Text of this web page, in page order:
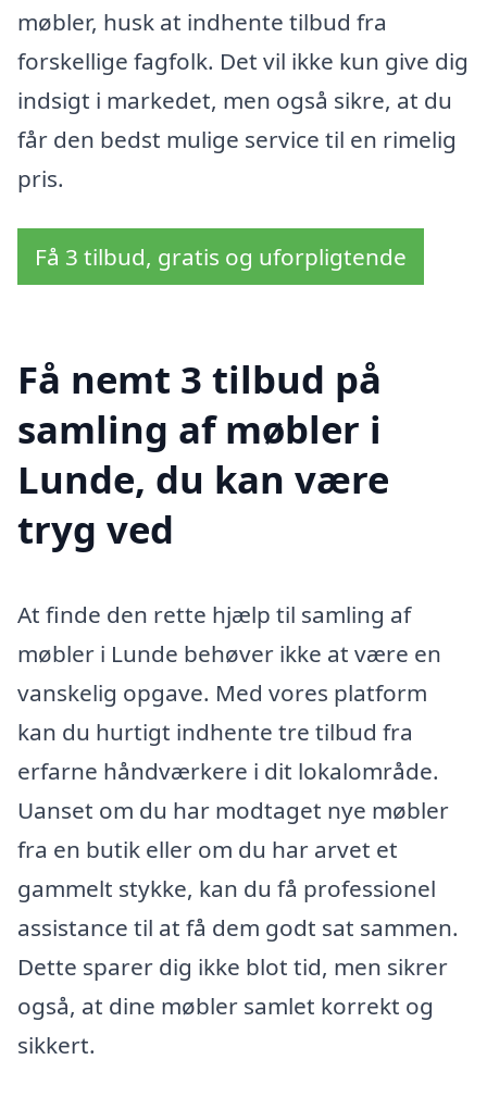
møbler, husk at indhente tilbud fra
forskellige fagfolk. Det vil ikke kun give dig
indsigt i markedet, men også sikre, at du
får den bedst mulige service til en rimelig
pris.
Få 3 tilbud, gratis og uforpligtende
Få nemt 3 tilbud på
samling af møbler i
Lunde, du kan være
tryg ved
At finde den rette hjælp til samling af
møbler i Lunde behøver ikke at være en
vanskelig opgave. Med vores platform
kan du hurtigt indhente tre tilbud fra
erfarne håndværkere i dit lokalområde.
Uanset om du har modtaget nye møbler
fra en butik eller om du har arvet et
gammelt stykke, kan du få professionel
assistance til at få dem godt sat sammen.
Dette sparer dig ikke blot tid, men sikrer
også, at dine møbler samlet korrekt og
sikkert.